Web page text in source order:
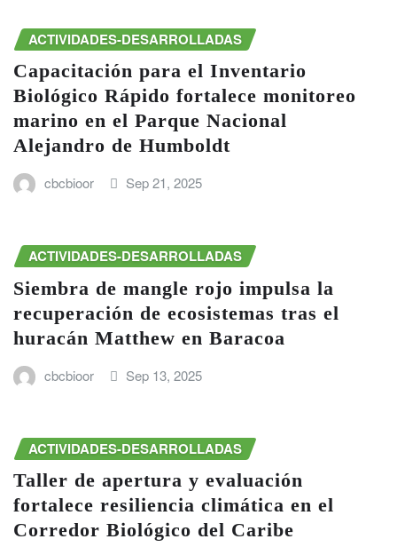
ACTIVIDADES-DESARROLLADAS
Capacitación para el Inventario
Biológico Rápido fortalece monitoreo
marino en el Parque Nacional
Alejandro de Humboldt
cbcbioor Sep 21, 2025
ACTIVIDADES-DESARROLLADAS
Siembra de mangle rojo impulsa la
recuperación de ecosistemas tras el
huracán Matthew en Baracoa
cbcbioor Sep 13, 2025
ACTIVIDADES-DESARROLLADAS
Taller de apertura y evaluación
fortalece resiliencia climática en el
Corredor Biológico del Caribe